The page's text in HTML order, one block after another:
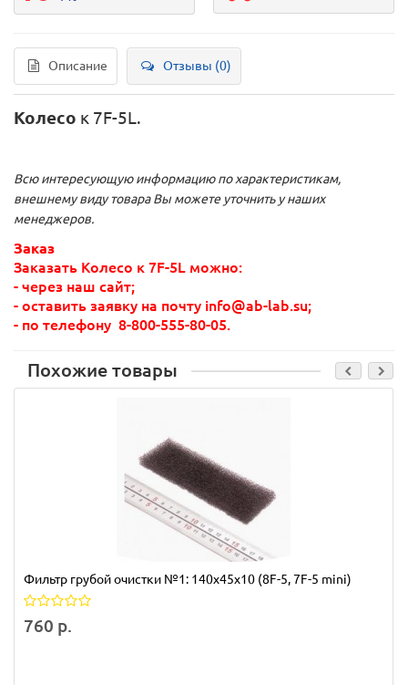
Описание Отзывы (0)
Колесо к 7F-5L.
Всю интересующую информацию по характеристикам,
внешнему виду товара Вы можете уточнить у наших
менеджеров.
Заказ
Заказать Колесо к 7F-5L можно:
- через наш сайт;
- оставить заявку на почту info@ab-lab.su;
- по телефону 8-800-555-80-05.
Похожие товары
Фильтр грубой очистки №1: 140х45х10 (8F-5, 7F-5 mini)
760 р.